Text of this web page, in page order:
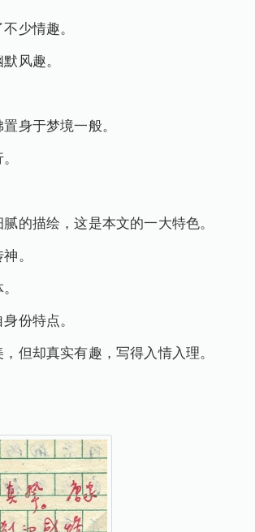
少情趣。
风趣。
身于梦境一般。
的描绘，这是本文的一大特色。
。
份特点。
但却真实有趣，写得入情入理。